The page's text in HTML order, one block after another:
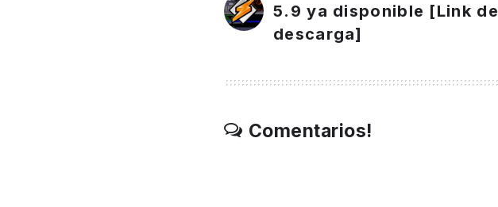
5.9 ya disponible [Link de
descarga]
Comentarios!